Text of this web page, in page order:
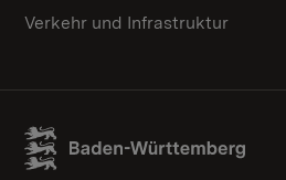
Verkehr und Infrastruktur